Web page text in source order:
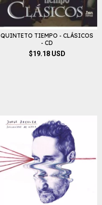
QUINTETO TIEMPO - CLÁSICOS
- CD
$19.18 USD